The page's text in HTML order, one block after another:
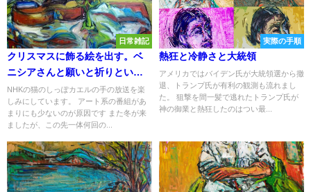
日常雑記
クリスマスに飾る絵を出す。ベ
ニシアさんと願いと祈りという
こと
NHKの猫のしっぽカエルの手の放送を楽
しみにしています。 アート系の番組があ
まりにも少ないのが原因です また冬が来
ましたが、この先一体何回の...
実際の手順
熱狂と冷静さと大統領
アメリカではバイデン氏が大統領選から撤
退、トランプ氏が有利の観測も流れまし
た。 狙撃を間一髪で逃れたトランプ氏が
神の御業と熱狂したのはつい最...